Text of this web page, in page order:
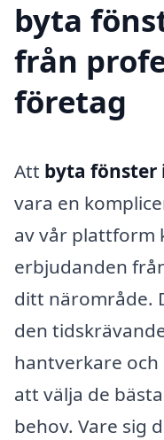
byta
från
företag
Att byta fönster
vara en
av vår plattform
erbjudanden
ditt närområde.
den
hantverkare
att välja de
behov. Vare sig